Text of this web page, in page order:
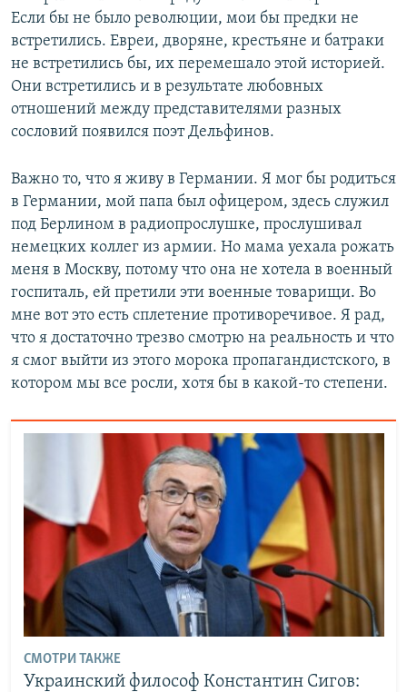
Если бы не было революции, мои бы предки не
встретились. Евреи, дворяне, крестьяне и батраки
не встретились бы, их перемешало этой историей.
Они встретились и в результате любовных
отношений между представителями разных
сословий появился поэт Дельфинов.
Важно то, что я живу в Германии. Я мог бы родиться
в Германии, мой папа был офицером, здесь служил
под Берлином в радиопрослушке, прослушивал
немецких коллег из армии. Но мама уехала рожать
меня в Москву, потому что она не хотела в военный
госпиталь, ей претили эти военные товарищи. Во
мне вот это есть сплетение противоречивое. Я рад,
что я достаточно трезво смотрю на реальность и что
я смог выйти из этого морока пропагандистского, в
котором мы все росли, хотя бы в какой-то степени.
СМОТРИ ТАКЖЕ
Украинский философ Константин Сигов: